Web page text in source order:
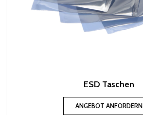
ESD Taschen
ANGEBOT ANFORDERN